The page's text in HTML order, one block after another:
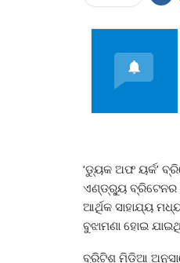
‘ଡ୍ୟୁକ ଅଫ ୟର୍କ’
ଏଣ୍ଡ୍ର୍ୟୁ ବ୍ରିଟେନର
ଆର୍ଥିକ ସାହାଯ୍ୟ
ବୁଝାମଣା ହୋଇ
ବ୍ରିଟିଶ ମିଡ଼ିଆ